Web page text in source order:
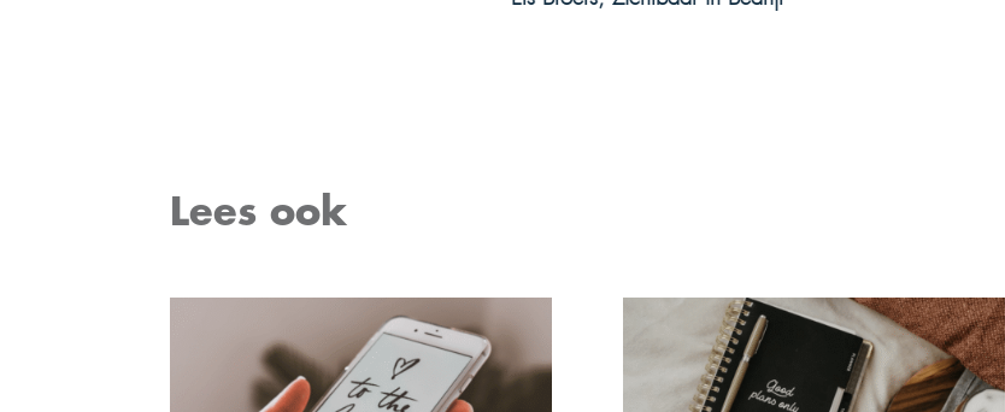
Lees ook